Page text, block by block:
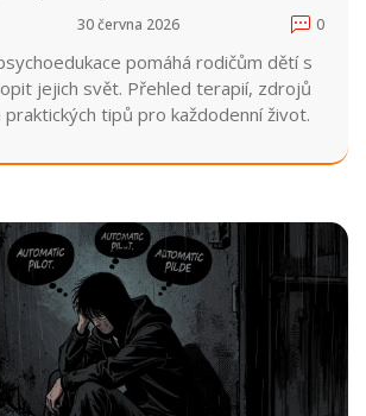
30 června 2026 0
pomáhá rodičům dětí s
jejich svět. Přehled terapií, zdrojů
tipů pro každodenní život.